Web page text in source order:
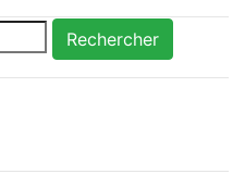
Rechercher